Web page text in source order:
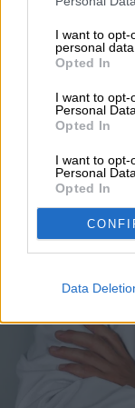
I want to opt-
personal data.
Opted In
I want to opt-
Personal Data.
Opted In
I want to opt-
Personal
Opted In
Data
TENDENCIAS
Cómo
apps
UU.